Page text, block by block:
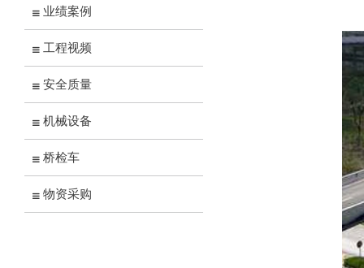
业绩案例
工程视频
安全质量
机械设备
桥检车
物资采购